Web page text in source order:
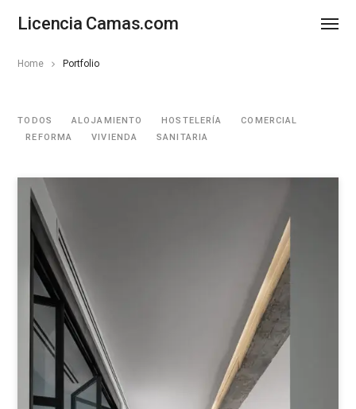
Licencia Camas.com
Home Portfolio
TODOS ALOJAMIENTO HOSTELERÍA
COMERCIAL
REFORMA
VIVIENDA SANITARIA